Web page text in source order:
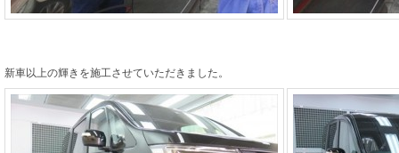
新車以上の輝きを施工させていただきました。